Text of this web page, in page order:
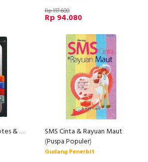
Rp 117.600
Rp 94.080
Paket Soal Terkini - ikotes & Tes Potensi Akademik
SMS Cinta & Rayuan Maut
(Puspa Populer)
Gudang Penerbit